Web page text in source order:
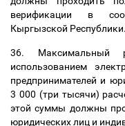
верификации в
Кыргызской Республики.
36. Максимальный
использованием
предпринимателей и
3 000 (три тысячи)
этой суммы должны
юридических лиц и